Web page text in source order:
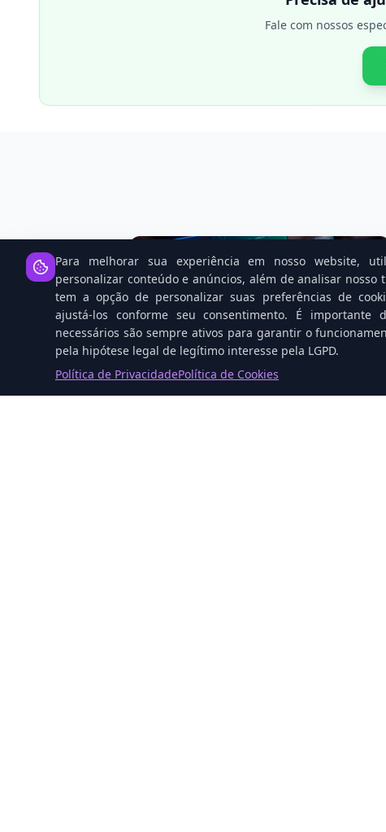
Fale com nossos
Para melhorar sua experiência em nosso website,
personalizar conteúdo e anúncios, além de analisar nosso
tem a opção de personalizar suas preferências de
ajustá-los conforme seu consentimento. É importante
necessários são sempre ativos para garantir o
pela hipótese legal de legítimo interesse pela LGPD.
Política de PrivacidadePolítica de Cookies